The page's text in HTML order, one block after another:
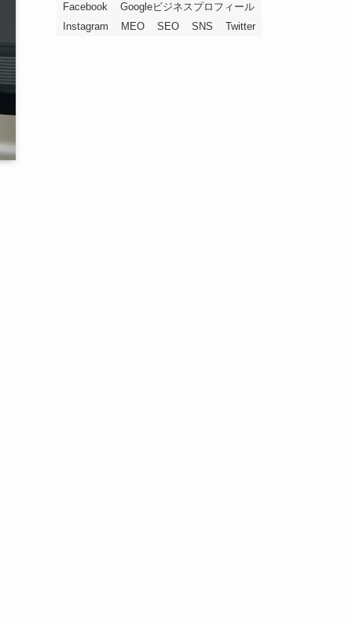
Facebook
Googleビジネスプロフィール
Instagram
MEO SEO SNS Twitter